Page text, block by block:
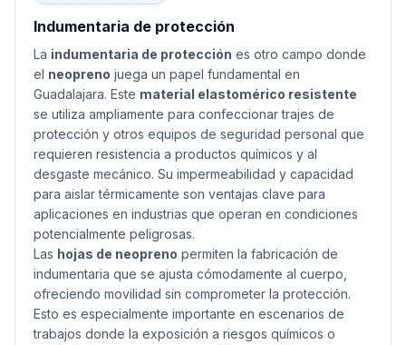
Indumentaria de protección
La indumentaria de protección es otro campo donde
el neopreno juega un papel fundamental en
Guadalajara. Este material elastomérico resistente
se utiliza ampliamente para confeccionar trajes de
protección y otros equipos de seguridad personal que
requieren resistencia a productos químicos y al
desgaste mecánico. Su impermeabilidad y capacidad
para aislar térmicamente son ventajas clave para
aplicaciones en industrias que operan en condiciones
potencialmente peligrosas.
Las hojas de neopreno permiten la fabricación de
indumentaria que se ajusta cómodamente al cuerpo,
ofreciendo movilidad sin comprometer la protección.
Esto es especialmente importante en escenarios de
trabajos donde la exposición a riesgos químicos o